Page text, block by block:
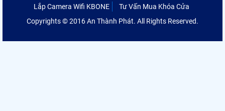
Lắp Camera Wifi KBONE
Tư Vấn Mua Khóa Cửa
Copyrights © 2016 An Thành Phát. All Rights Reserved.